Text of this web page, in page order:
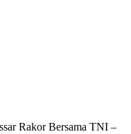
Rakor Bersama TNI –